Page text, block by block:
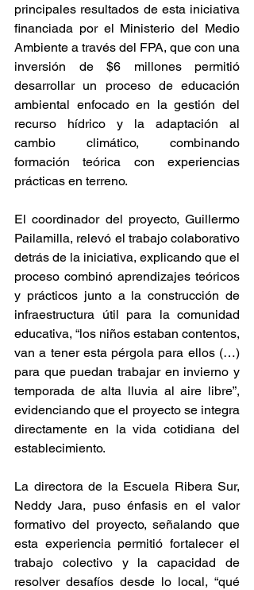
principales resultados de esta iniciativa
financiada por el Ministerio del Medio
Ambiente a través del FPA, que con una
inversión de $6 millones permitió
desarrollar un proceso de educación
ambiental enfocado en la gestión del
recurso hídrico y la adaptación al
cambio climático, combinando
formación teórica con experiencias
prácticas en terreno.
El coordinador del proyecto, Guillermo
Pailamilla, relevó el trabajo colaborativo
detrás de la iniciativa, explicando que el
proceso combinó aprendizajes teóricos
y prácticos junto a la construcción de
infraestructura útil para la comunidad
educativa, “los niños estaban contentos,
van a tener esta pérgola para ellos (…)
para que puedan trabajar en invierno y
temporada de alta lluvia al aire libre”,
evidenciando que el proyecto se integra
directamente en la vida cotidiana del
establecimiento.
La directora de la Escuela Ribera Sur,
Neddy Jara, puso énfasis en el valor
formativo del proyecto, señalando que
esta experiencia permitió fortalecer el
trabajo colectivo y la capacidad de
resolver desafíos desde lo local, “qué